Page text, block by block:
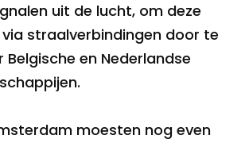
uit de lucht, om deze
straalverbindingen door te
Belgische en Nederlandse
moesten nog even